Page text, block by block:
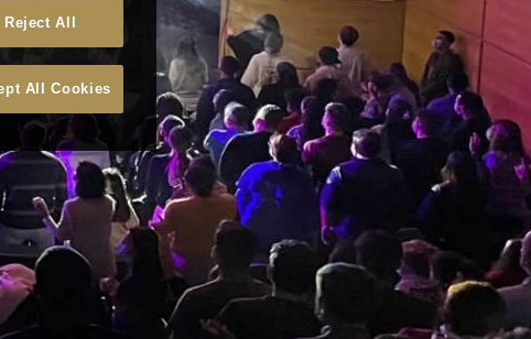
Reject All
All Cookies